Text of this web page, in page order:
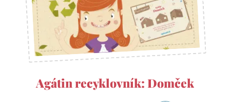
Agátin recyklovník: Domček